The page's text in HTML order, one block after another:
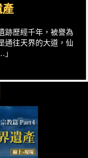
產
跡歷經千年，被譽為
通往天界的大道，仙